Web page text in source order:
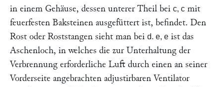
in einem Gehäuse, dessen unterer Theil bei c, c mit
feuerfesten Baksteinen ausgefüttert ist, befindet. Den
Rost oder Roststangen sieht man bei d. e, e ist das
Aschenloch, in welches die zur Unterhaltung der
Verbrennung erforderliche Luft durch einen an seiner
Vorderseite angebrachten adjustirbaren Ventilator